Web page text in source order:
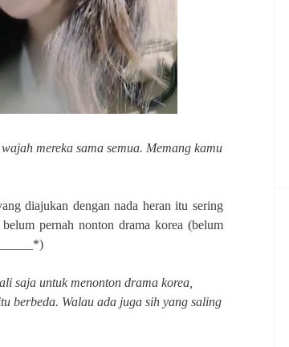
mereka sama semua. Memang kamu
diajukan dengan nada heran itu sering
pernah nonton drama korea (belum
saja untuk menonton drama korea,
berbeda. Walau ada juga sih yang saling